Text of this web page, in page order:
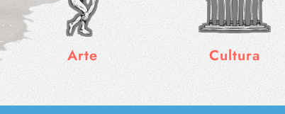
Gallerie
Arte Cultura